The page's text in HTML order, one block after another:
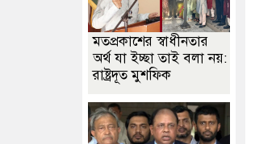
মতপ্রকাশের স্বাধীনতার
অর্থ যা ইচ্ছা তাই বলা নয়:
রাষ্ট্রদূত মুশফিক